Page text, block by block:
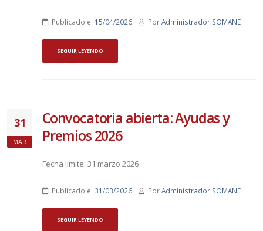
Publicado el 15/04/2026 PorAdministrador SOMANE
SEGUIR LEYENDO
31
MAR
Convocatoria abierta: Ayudas y
Premios 2026
Fecha límite: 31 marzo 2026
Publicado el 31/03/2026 PorAdministrador SOMANE
SEGUIR LEYENDO